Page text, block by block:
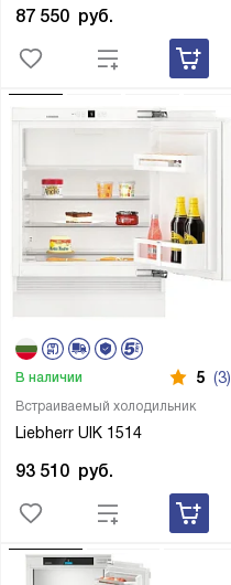
87 550 руб.
Встраиваемый холодильник
Liebherr UIK 1514
В наличии 5 (3)
93 510 руб.